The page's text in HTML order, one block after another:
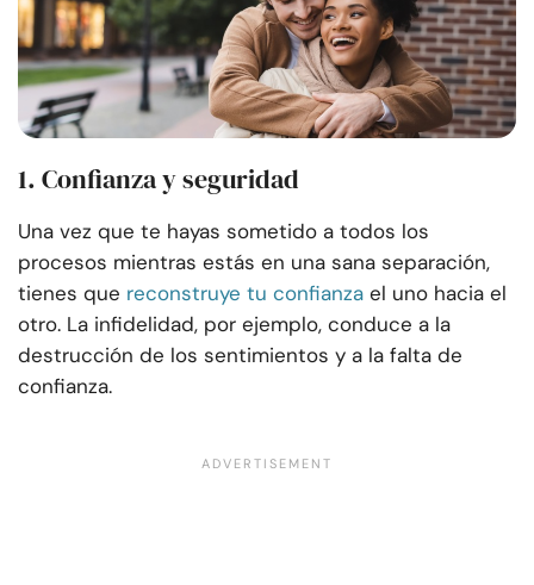
1. Confianza y seguridad
Una vez que te hayas sometido a todos los
procesos mientras estás en una sana separación,
tienes que reconstruye tu confianza el uno hacia el
otro. La infidelidad, por ejemplo, conduce a la
destrucción de los sentimientos y a la falta de
confianza.